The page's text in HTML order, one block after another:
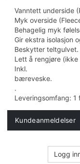
Vanntett underside
Myk overside
Behagelig myk
Gir ekstra isolasjon
Beskytter teltgulvet.
Lett å rengjøre (ikke
Inkl.
bæreveske.
.
Leveringsomfang:
Kundeanmeldelser
Logg